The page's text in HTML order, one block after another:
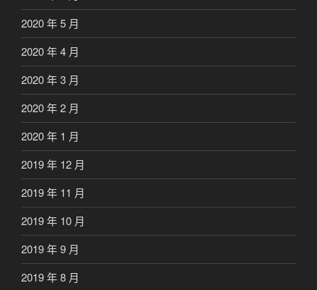
2020 年 5 月
2020 年 4 月
2020 年 3 月
2020 年 2 月
2020 年 1 月
2019 年 12 月
2019 年 11 月
2019 年 10 月
2019 年 9 月
2019 年 8 月